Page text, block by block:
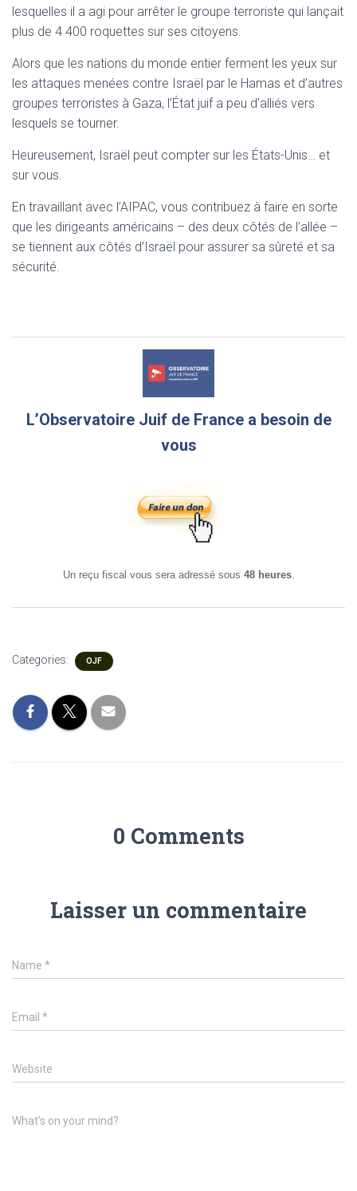
lesquelles il a agi pour arrêter le groupe terroriste qui lançait
plus de 4 400 roquettes sur ses citoyens.
Alors que les nations du monde entier ferment les yeux sur
les attaques menées contre Israël par le Hamas et d’autres
groupes terroristes à Gaza, l’État juif a peu d’alliés vers
lesquels se tourner.
Heureusement, Israël peut compter sur les États-Unis… et
sur vous.
En travaillant avec l’AIPAC, vous contribuez à faire en sorte
que les dirigeants américains – des deux côtés de l’allée –
se tiennent aux côtés d’Israël pour assurer sa sûreté et sa
sécurité.
L’Observatoire Juif de France a besoin de
vous
Un reçu fiscal vous sera adressé sous 48 heures.
Categories: OJF
0 Comments
Laisser un commentaire
Name *
Email *
Website
What's on your mind?